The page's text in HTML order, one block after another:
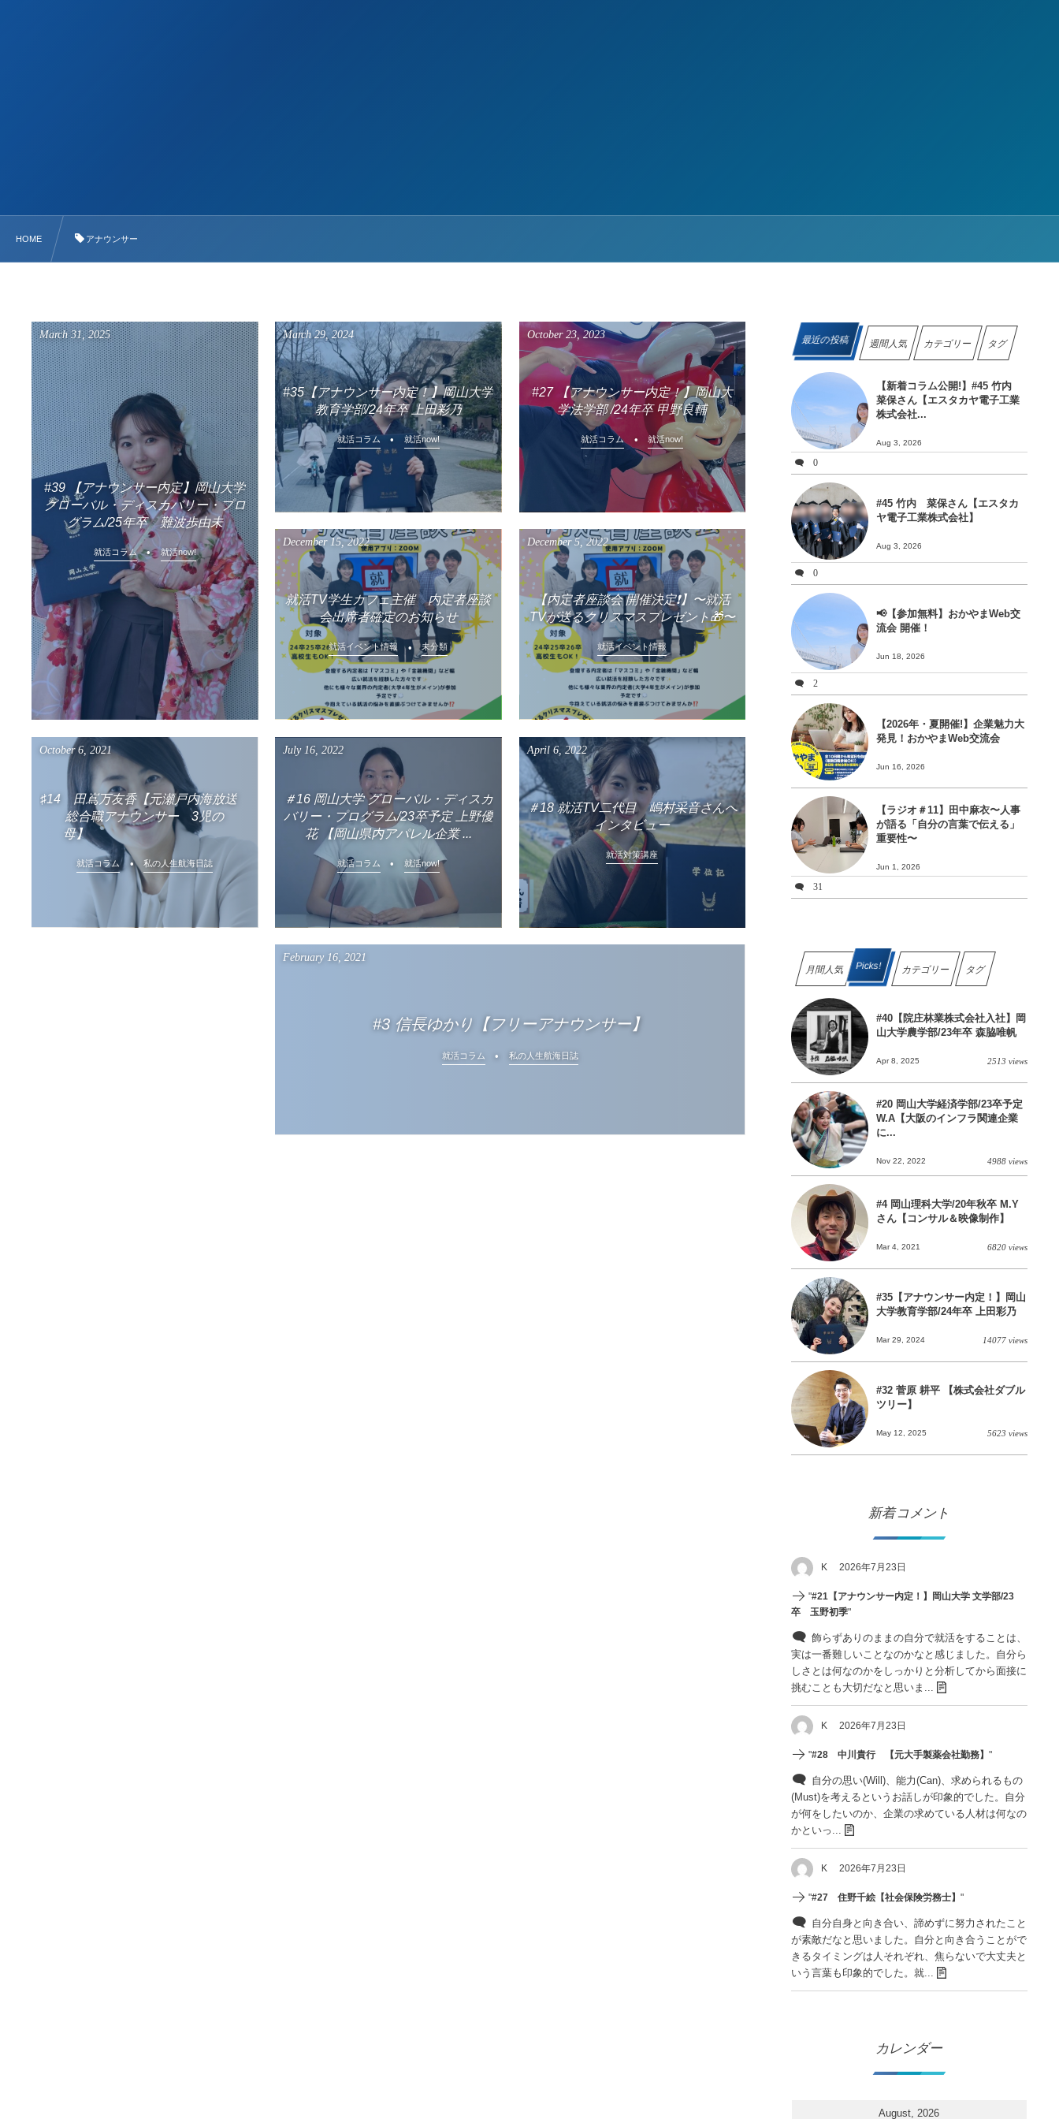
HOME アナウンサー
March 31,2025
#39 【アナウンサー内定】岡山大学
グローバル・ディスカバリー・プロ
グラム/25年卒 難波歩由未
就活コラム 就活now!
March 29,2024
#35【アナウンサー内定！】岡山大学
教育学部/24年卒 上田彩乃
就活コラム 就活now!
October 23, 2023
#27 【アナウンサー内定！】岡山大
学法学部 /24年卒 甲野良輔
就活コラム 就活now!
December 15,2022
就活TV学生カフェ主催 内定者座談
会出席者確定のお知らせ
就活イベント情報 未分類
December 5,2022
【内定者座談会 開催決定❗️】〜就活
TVが送るクリスマスプレゼント🎁〜
就活イベント情報
July 16 ,2022
＃16 岡山大学 グローバル・ディスカ
バリー・プログラム/23卒予定 上野優
花 【岡山県内アパレル企業 ...
就活コラム 就活now!
April 6, 2022
＃18 就活TV二代目 嶋村采音さんへ
インタビュー
就活対策講座
October 6 ,2021
♯14 田嶌万友香【元瀬戸内海放送
総合職アナウンサー 3児の
母】
就活コラム 私の人生航海日誌
February 16,2021
#3 信長ゆかり【フリーアナウンサー】
就活コラム 私の人生航海日誌
最近の投稿 週間人気 カテゴリー タグ
【新着コラム公開!】#45 竹内
菜保さん【エスタカヤ電子工業
株式会社...
Aug 3, 2026
0
#45 竹内 菜保さん【エスタカ
ヤ電子工業株式会社】
Aug 3, 2026
0
📢【参加無料】おかやまWeb交
流会 開催！
Jun 18, 2026
2
【2026年・夏開催!】企業魅力大
発見！おかやまWeb交流会
Jun 16, 2026
【ラジオ＃11】田中麻衣〜人事
が語る「自分の言葉で伝える」
重要性〜
Jun 1, 2026
31
月間人気 Picks! カテゴリー タグ
#40【院庄林業株式会社入社】岡
山大学農学部/23年卒 森脇唯帆
Apr 8, 2025 2513 views
#20 岡山大学経済学部/23卒予定
W.A【大阪のインフラ関連企業
に...
Nov 22, 2022 4988 views
#4 岡山理科大学/20年秋卒 M.Y
さん【コンサル＆映像制作】
Mar 4, 2021 6820 views
#35【アナウンサー内定！】岡山
大学教育学部/24年卒 上田彩乃
Mar 29, 2024 14077 views
#32 菅原 耕平 【株式会社ダブル
ツリー】
May 12, 2025 5623 views
新着コメント
K 2026年7月23日
"#21【アナウンサー内定！】岡山大学 文学部/23
卒 玉野初季"
飾らずありのままの自分で就活をすることは、
実は一番難しいことなのかなと感じました。自分ら
しさとは何なのかをしっかりと分析してから面接に
挑むことも大切だなと思いま...
K 2026年7月23日
"#28 中川貴行 【元大手製薬会社勤務】"
自分の思い(Will)、能力(Can)、求められるもの
(Must)を考えるというお話しが印象的でした。自分
が何をしたいのか、企業の求めている人材は何なの
かといっ...
K 2026年7月23日
"#27 住野千絵【社会保険労務士】"
自分自身と向き合い、諦めずに努力されたこと
が素敵だなと思いました。自分と向き合うことがで
きるタイミングは人それぞれ、焦らないで大丈夫と
いう言葉も印象的でした。就...
カレンダー
August, 2026